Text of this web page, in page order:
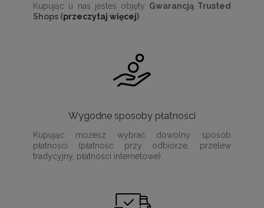
Kupując u nas jesteś objęty Gwarancją Trusted
Shops (przeczytaj więcej)
Wygodne sposoby płatności
Kupując możesz wybrać dowolny sposób
płatności (płatność przy odbiorze, przelew
tradycyjny, płatności internetowe).